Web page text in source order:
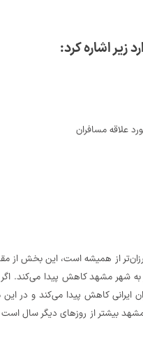
زیر اشاره کرد:
علاقه مسافران
از همیشه است، این بخش از
شهر مشهد کاهش پیدا می‌کند.
کاهش پیدا می‌کند و در این
بیشتر از روزهای دیگر سال است